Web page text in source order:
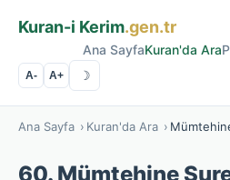
Kuran-i Kerim.gen.tr
Ana SayfaKuran'da Ara
A- A+ ☽
Ana Sayfa › Kuran'da Ara ›
60. Mümtehine